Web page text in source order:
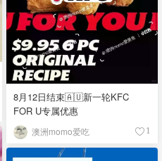
8月12日结束🇦🇺新一轮KFC
FOR U专属优惠
澳洲momo爱吃 1